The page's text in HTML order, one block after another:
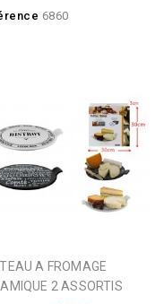
6860
2 ASSORTIS